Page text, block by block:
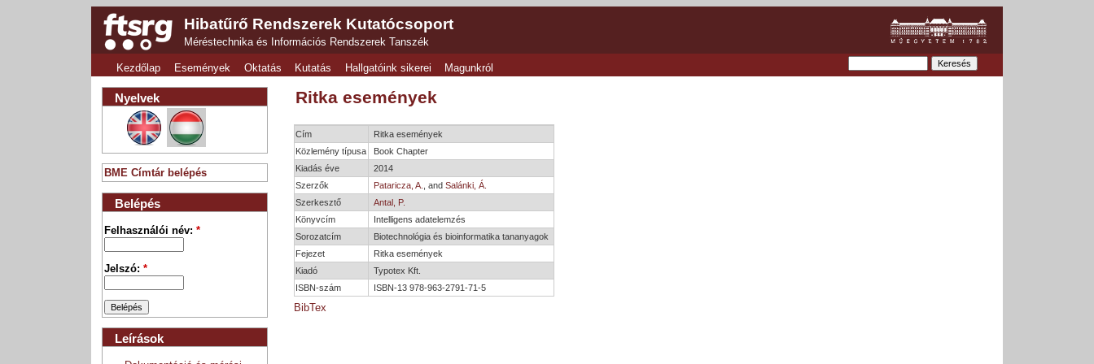
Hibatűrő Rendszerek Kutatócsoport
Méréstechnika és Információs Rendszerek Tanszék
Kezdőlap Események Oktatás Kutatás Hallgatóink sikerei Magunkról
Ritka események
Cím
Ritka események
Közlemény típusa
Book Chapter
Kiadás éve
2014
Szerzők
Pataricza, A. , and Salánki, Á.
Szerkesztő
Antal, P.
Könyvcím
Intelligens adatelemzés
Sorozatcím
Biotechnológia és bioinformatika tananyagok
Fejezet
Ritka események
Kiadó
Typotex Kft.
ISBN-szám
ISBN-13 978-963-2791-71-5
BibTex
Nyelvek
BME Címtár belépés
Belépés
Felhasználói név:*
Jelszó:*
Leírások